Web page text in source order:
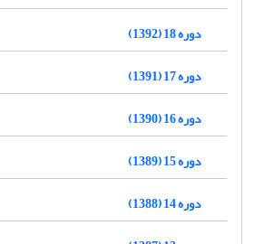
دوره 18 (1392)
دوره 17 (1391)
دوره 16 (1390)
دوره 15 (1389)
دوره 14 (1388)